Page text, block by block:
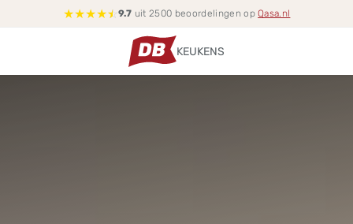
★★★★☆ 9.7 uit 2500 beoordelingen opQasa.nl
KEUKENS